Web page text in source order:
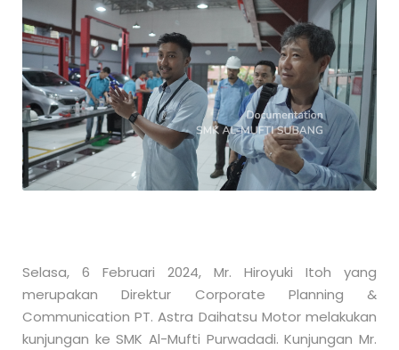
Selasa, 6 Februari 2024, Mr. Hiroyuki Itoh yang
merupakan Direktur Corporate Planning &
Communication PT. Astra Daihatsu Motor melakukan
kunjungan ke SMK Al-Mufti Purwadadi. Kunjungan Mr.